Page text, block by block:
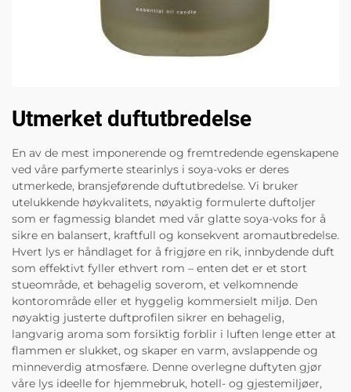
Utmerket duftutbredelse
En av de mest imponerende og fremtredende egenskapene
ved våre parfymerte stearinlys i soya-voks er deres
utmerkede, bransjeførende duftutbredelse. Vi bruker
utelukkende høykvalitets, nøyaktig formulerte duftoljer
som er fagmessig blandet med vår glatte soya-voks for å
sikre en balansert, kraftfull og konsekvent aromautbredelse.
Hvert lys er håndlaget for å frigjøre en rik, innbydende duft
som effektivt fyller ethvert rom – enten det er et stort
stueområde, et behagelig soverom, et velkomnende
kontorområde eller et hyggelig kommersielt miljø. Den
nøyaktig justerte duftprofilen sikrer en behagelig,
langvarig aroma som forsiktig forblir i luften lenge etter at
flammen er slukket, og skaper en varm, avslappende og
minneverdig atmosfære. Denne overlegne duftyten gjør
våre lys ideelle for hjemmebruk, hotell- og gjestemiljøer,